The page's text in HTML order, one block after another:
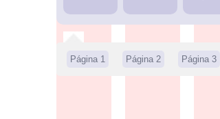
Página 1 Página 2 Página 3